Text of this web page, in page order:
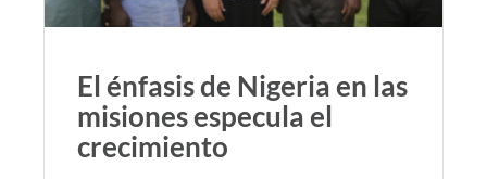
El énfasis de Nigeria en las
misiones especula el
crecimiento